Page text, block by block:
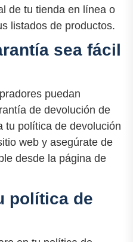
de tu tienda en línea o
listados de productos.
sea fácil
puedan
de devolución de
tu política de devolución
web y asegúrate de
desde la página de
política de